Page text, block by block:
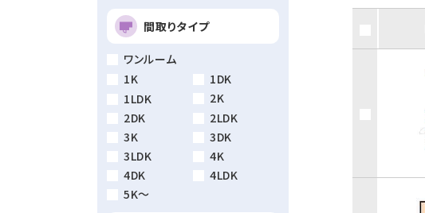
間取りタイプ
ワンルーム
1K
1DK
1LDK
2K
2DK
2LDK
3K
3DK
3LDK
4K
4DK
4LDK
5K～